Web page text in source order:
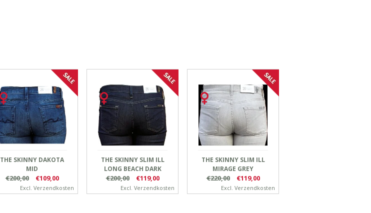
THE SKINNY DAKOTA
MID
€200,00 €109,00
Excl. Verzendkosten
THE SKINNY SLIM ILL
LONG BEACH DARK
€200,00 €119,00
Excl. Verzendkosten
THE SKINNY SLIM ILL
MIRAGE GREY
€220,00 €119,00
Excl. Verzendkosten